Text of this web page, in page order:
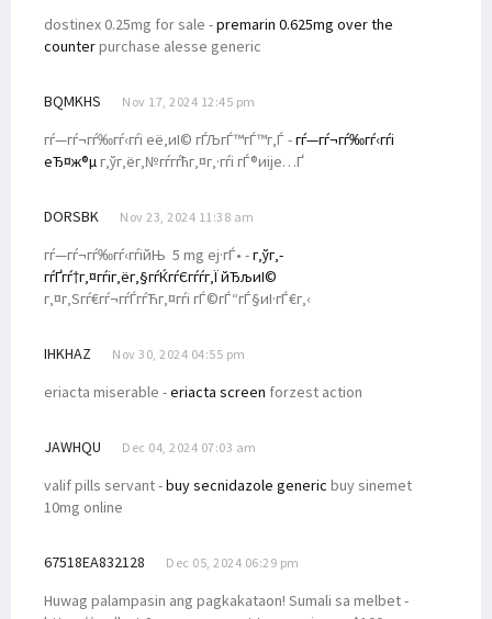
dostinex 0.25mg for sale -premarin 0.625mg over the
counterpurchase alesse generic
BQMKHS Nov 17, 2024 12:45 pm
гѓ—гѓ¬гѓ‰гѓ‹гѓі её‚иІ© гЃЉгЃ™гЃ™г‚Ѓ -гѓ—гѓ¬гѓ‰гѓ‹гѓі
еЂ¤ж®µг‚ўг‚ёг‚№гѓ­гѓћг‚¤г‚·гѓі гЃ®иіје…Ґ
DORSBK Nov 23, 2024 11:38 am
гѓ—гѓ¬гѓ‰гѓ‹гѓійЊ 5 mg еј·гЃ• -г‚ўг‚­
гѓҐгѓ†г‚¤гѓіг‚ёг‚§гѓЌгѓЄгѓѓг‚Ї йЂљиІ©
г‚¤г‚Ѕгѓ€гѓ¬гѓЃгѓЋг‚¤гѓі гЃ©гЃ“гЃ§иІ·гЃ€г‚‹
IHKHAZ Nov 30, 2024 04:55 pm
eriacta miserable -eriacta screen forzest action
JAWHQU Dec 04, 2024 07:03 am
valif pills servant -buy secnidazole generic buy sinemet
10mg online
67518EA832128 Dec 05, 2024 06:29 pm
Huwag palampasin ang pagkakataon! Sumali sa melbet -